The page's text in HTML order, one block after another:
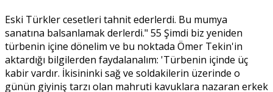
Eski Türkler cesetleri tahnit ederlerdi. Bu mumya
sanatına balsanlamak derlerdi." 55 Şimdi biz yeniden
türbenin içine dönelim ve bu noktada Ömer Tekin'in
aktardığı bilgilerden faydalanalım: 'Türbenin içinde üç
kabir vardır. İkisininki sağ ve soldakilerin üzerinde o
günün giyiniş tarzı olan mahruti kavuklara nazaran erkek